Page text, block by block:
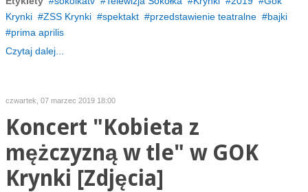
Krynki
ZSS Krynki spektakt przedstawienie teatralne
bajki
prima aprilis
Czytaj dalej...
czwartek, 07 marzec 2019 18:00
Koncert "Kobieta z
mężczyzną w tle" w GOK
Krynki [Zdjęcia]